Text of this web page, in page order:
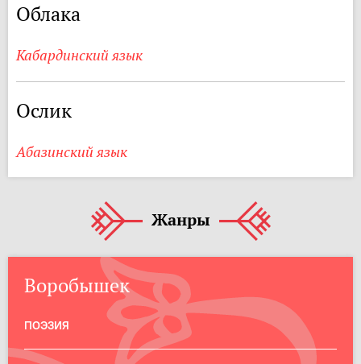
Облака
Кабардинский язык
Ослик
Абазинский язык
Жанры
Воробышек
ПОЭЗИЯ